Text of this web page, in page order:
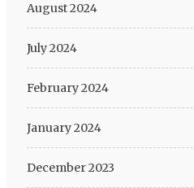
August 2024
July 2024
February 2024
January 2024
December 2023